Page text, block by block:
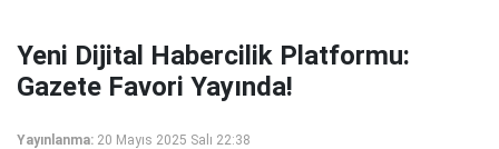
Yeni Dijital Habercilik Platformu:
Gazete Favori Yayında!
Yayınlanma: 20 Mayıs 2025 Salı 22:38